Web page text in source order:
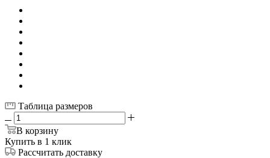
Таблица размеров
В корзину
Купить в 1 клик
Рассчитать доставку